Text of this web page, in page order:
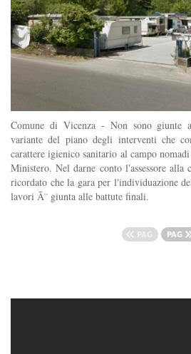
Comune di Vicenza - Non sono giunte
variante del piano degli interventi che
carattere igienico sanitario al campo
Ministero. Nel darne conto l'assessore alla
ricordato che la gara per l'individuazione
lavori Ã¨ giunta alle battute finali.